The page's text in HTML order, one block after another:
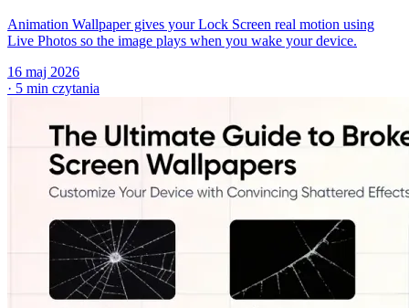
Animation Wallpaper gives your Lock Screen real motion using
Live Photos so the image plays when you wake your device.
16 maj 2026
· 5 min czytania